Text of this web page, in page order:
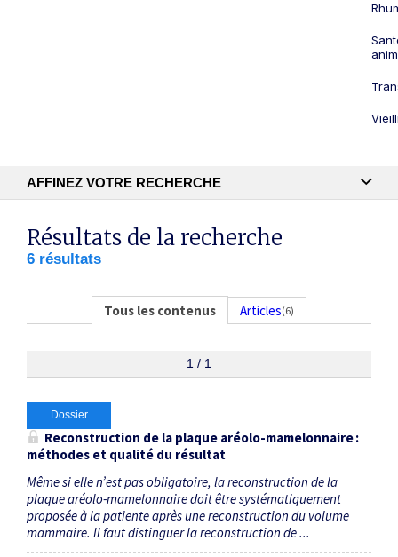
AFFINEZ VOTRE RECHERCHE
Recherche textuelle
reconstruction ×
Dates
Du
Résultats de la recherche
6 résultats
Tous les contenus Articles(6)
1 / 1
Dossier
Reconstruction de la plaque aréolo-mamelonnaire :
méthodes et qualité du résultat
Même si elle n’est pas obligatoire, la reconstruction de la
plaque aréolo-mamelonnaire doit être ­systématiquement
proposée à la patiente après une reconstruction du volume
mammaire. Il faut distinguer la reconstruction de ...